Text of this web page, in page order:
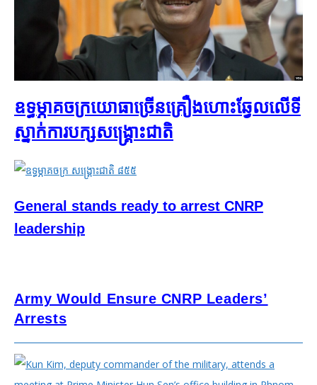
ឧទ្ធម្ភាគចក្រ​យោធា​ច្រើន​គ្រឿង​ហោះ​ឆ្វែល​លើ​ទី
ស្នាក់ការ​បក្ស​សង្គ្រោះ​ជាតិ
General stands ready to arrest CNRP
leadership
Army Would Ensure CNRP Leaders’
Arrests